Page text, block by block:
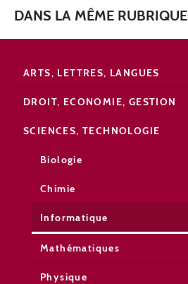
DANS LA MÊME RUBRIQUE
ARTS, LETTRES, LANGUES
DROIT, ECONOMIE, GESTION
SCIENCES, TECHNOLOGIE
Biologie
Chimie
Informatique
Mathématiques
Physique